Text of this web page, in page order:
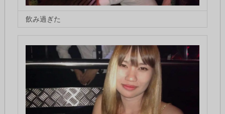
飲み過ぎた